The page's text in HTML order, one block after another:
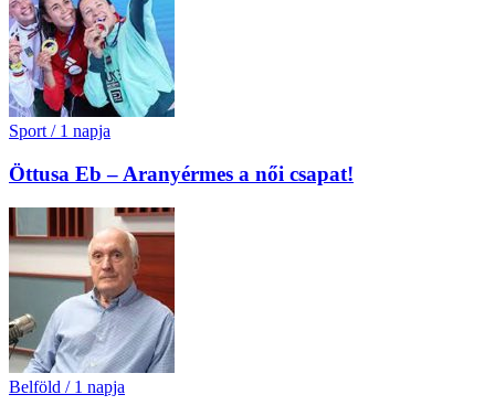
Sport / 1 napja
Öttusa Eb – Aranyérmes a női csapat!
Belföld / 1 napja